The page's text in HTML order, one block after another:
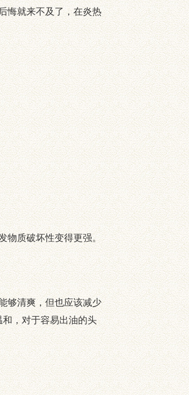
悔就来不及了，在炎热
物质破坏性变得更强。
够清爽，但也应该减少
，对于容易出油的头